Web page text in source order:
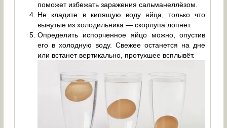
поможет избежать заражения сальманеллёзом.
Не кладите в кипящую воду яйца, только что
вынутые из холодильника — скорлупа лопнет.
Определить испорченное яйцо можно, опустив
его в холодную воду. Свежее останется на дне
или встанет вертикально, протухшее всплывёт.